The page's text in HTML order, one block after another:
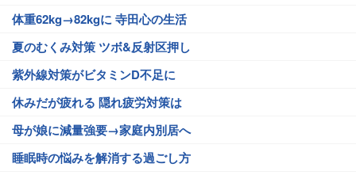
体重62kg→82kgに 寺田心の生活
夏のむくみ対策 ツボ&反射区押し
紫外線対策がビタミンD不足に
休みだが疲れる 隠れ疲労対策は
母が娘に減量強要→家庭内別居へ
睡眠時の悩みを解消する過ごし方